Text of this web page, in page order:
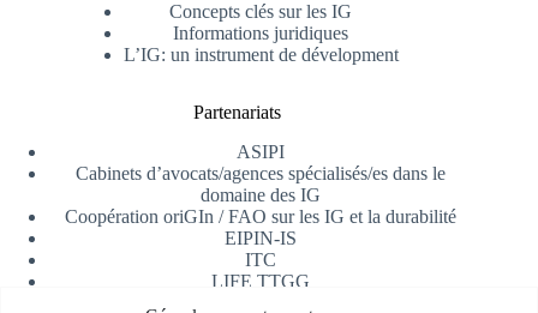
Concepts clés sur les IG
Informations juridiques
L’IG: un instrument de dévelopment
Partenariats
ASIPI
Cabinets d’avocats/agences spécialisés/es dans le
domaine des IG
Coopération oriGIn / FAO sur les IG et la durabilité
EIPIN-IS
ITC
LIFE TTGG